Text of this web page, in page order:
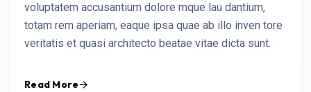
voluptatem accusantium dolore mque lau dantium,
totam rem aperiam, eaque ipsa quae ab illo inven tore
veritatis et quasi architecto beatae vitae dicta sunt.
Read More